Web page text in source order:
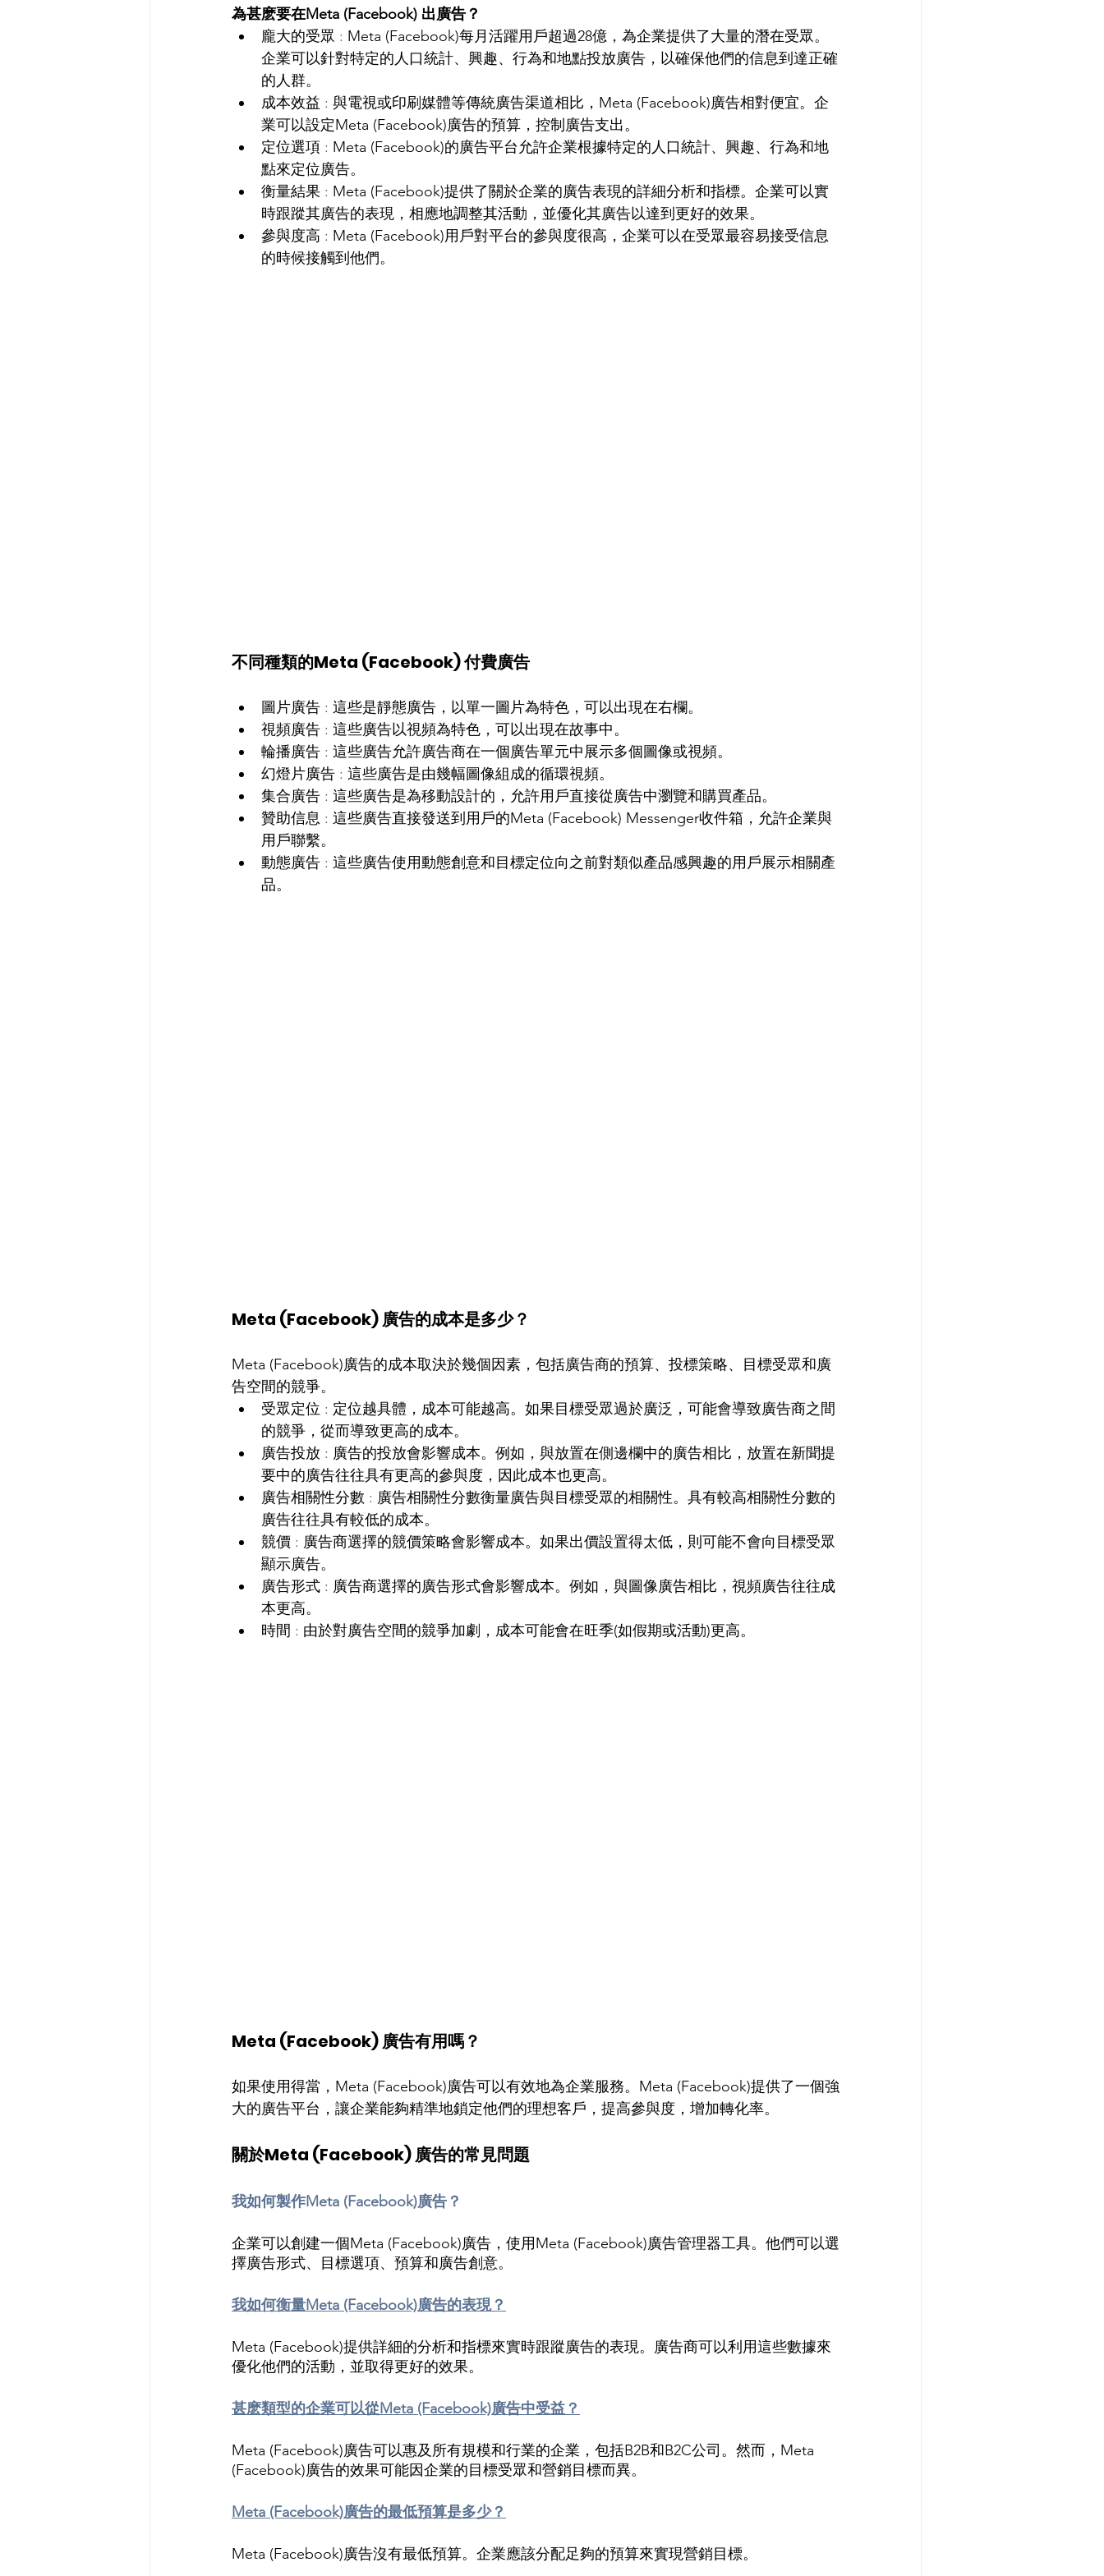
為甚麽要在Meta (Facebook) 出廣告？
龐大的受眾 : Meta (Facebook)每月活躍用戶超過28億，為企業提供了大量的潛在受眾。
企業可以針對特定的人口統計、興趣、行為和地點投放廣告，以確保他們的信息到達正確
的人群。
成本效益 : 與電視或印刷媒體等傳統廣告渠道相比，Meta (Facebook)廣告相對便宜。企
業可以設定Meta (Facebook)廣告的預算，控制廣告支出。
定位選項 : Meta (Facebook)的廣告平台允許企業根據特定的人口統計、興趣、行為和地
點來定位廣告。
衡量結果 : Meta (Facebook)提供了關於企業的廣告表現的詳細分析和指標。企業可以實
時跟蹤其廣告的表現，相應地調整其活動，並優化其廣告以達到更好的效果。
參與度高 : Meta (Facebook)用戶對平台的參與度很高，企業可以在受眾最容易接受信息
的時候接觸到他們。
不同種類的Meta (Facebook) 付費廣告
圖片廣告 : 這些是靜態廣告，以單一圖片為特色，可以出現在右欄。
視頻廣告 : 這些廣告以視頻為特色，可以出現在故事中。
輪播廣告 : 這些廣告允許廣告商在一個廣告單元中展示多個圖像或視頻。
幻燈片廣告 : 這些廣告是由幾幅圖像組成的循環視頻。
集合廣告 : 這些廣告是為移動設計的，允許用戶直接從廣告中瀏覽和購買產品。
贊助信息 : 這些廣告直接發送到用戶的Meta (Facebook) Messenger收件箱，允許企業與
用戶聯繫。
動態廣告 : 這些廣告使用動態創意和目標定位向之前對類似產品感興趣的用戶展示相關產
品。
Meta (Facebook) 廣告的成本是多少？
Meta (Facebook)廣告的成本取決於幾個因素，包括廣告商的預算、投標策略、目標受眾和廣
告空間的競爭。
受眾定位 : 定位越具體，成本可能越高。如果目標受眾過於廣泛，可能會導致廣告商之間
的競爭，從而導致更高的成本。
廣告投放 : 廣告的投放會影響成本。例如，與放置在側邊欄中的廣告相比，放置在新聞提
要中的廣告往往具有更高的參與度，因此成本也更高。
廣告相關性分數 : 廣告相關性分數衡量廣告與目標受眾的相關性。具有較高相關性分數的
廣告往往具有較低的成本。
競價 : 廣告商選擇的競價策略會影響成本。如果出價設置得太低，則可能不會向目標受眾
顯示廣告。
廣告形式 : 廣告商選擇的廣告形式會影響成本。例如，與圖像廣告相比，視頻廣告往往成
本更高。
時間 : 由於對廣告空間的競爭加劇，成本可能會在旺季(如假期或活動)更高。
Meta (Facebook) 廣告有用嗎？
如果使用得當，Meta (Facebook)廣告可以有效地為企業服務。Meta (Facebook)提供了一個強
大的廣告平台，讓企業能夠精準地鎖定他們的理想客戶，提高參與度，增加轉化率。
關於Meta (Facebook) 廣告的常見問題
我如何製作Meta (Facebook)廣告？
企業可以創建一個Meta (Facebook)廣告，使用Meta (Facebook)廣告管理器工具。他們可以選
擇廣告形式、目標選項、預算和廣告創意。
我如何衡量Meta (Facebook)廣告的表現？
Meta (Facebook)提供詳細的分析和指標來實時跟蹤廣告的表現。廣告商可以利用這些數據來
優化他們的活動，並取得更好的效果。
甚麽類型的企業可以從Meta (Facebook)廣告中受益？
Meta (Facebook)廣告可以惠及所有規模和行業的企業，包括B2B和B2C公司。然而，Meta
(Facebook)廣告的效果可能因企業的目標受眾和營銷目標而異。
Meta (Facebook)廣告的最低預算是多少？
Meta (Facebook)廣告沒有最低預算。企業應該分配足夠的預算來實現營銷目標。